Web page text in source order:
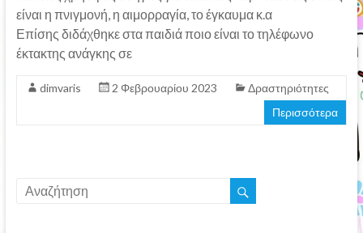
είναι η πνιγμονή, η αιμορραγία, το έγκαυμα κ.α
Επίσης διδάχθηκε στα παιδιά ποιο είναι το τηλέφωνο
έκτακτης ανάγκης σε
dimvaris 2 Φεβρουαρίου 2023
Δραστηριότητες
Περισσότερα